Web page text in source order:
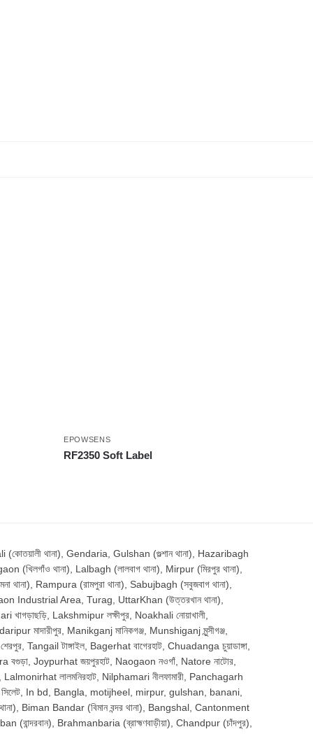
EPOWSENS
RF2350 Soft Label
থানা), Gendaria, Gulshan (গুল্শান থানা), Hazaribagh
(খিলগাঁও থানা), Lalbagh (লালবাগ থানা), Mirpur (মিরপুর থানা),
Rampura (রামপুরা থানা), Sabujbagh (সবুজবাগ থানা),
Industrial Area, Turag, UttarKhan (উত্তরখান থানা),
Lakshmipur লক্ষীপুর, Noakhali নোয়াখালী,
মাদারীপুর, Manikganj মানিকগঞ্জ, Munshiganj মুন্সীগঞ্জ,
Tangail টাঙ্গাইল, Bagerhat বাগেরহাট, Chuadanga চুয়াডাঙ্গা,
বগুড়া, Joypurhat জয়পুরহাট, Naogaon নওগাঁ, Natore নাটোর,
লালমনিরহাট, Nilphamari নীলফামারী, Panchagarh
সিলেট, In bd, Bangla, motijheel, mirpur, gulshan, banani,
Biman Bandar (বিমান বন্দর থানা), Bangshal, Cantonment
(বান্দরবান), Brahmanbaria (ব্রাহ্মণবাড়ীয়া), Chandpur (চাঁদপুর),